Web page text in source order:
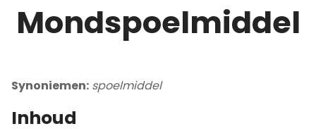
Mondspoelmiddel
Synoniemen: spoelmiddel
Inhoud